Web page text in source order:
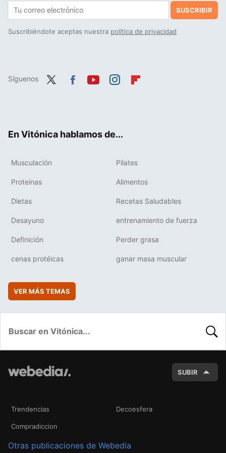
SUSCRIBIR
Suscribiéndote aceptas nuestra política de privacidad
Síguenos
En Vitónica hablamos de...
Musculación Pilates
Proteínas Alimentos
Dietas Recetas Saludables
Desayuno entrenamiento de fuerza
Definición Perder grasa
cenas protéicas ganar masa muscular
VER MÁS TEMAS
SUBIR
Trendencias Decoesfera
Compradiccion
Otras publicaciones de Webedia